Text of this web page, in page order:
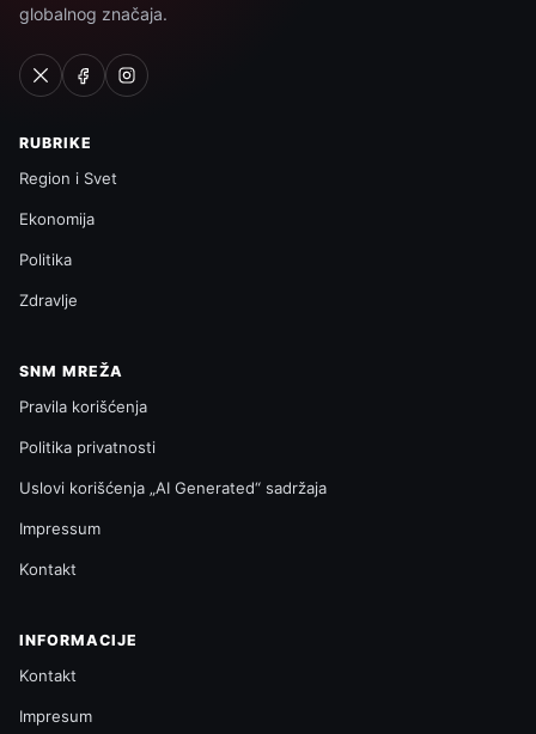
globalnog značaja.
RUBRIKE
Region i Svet
Ekonomija
Politika
Zdravlje
SNM MREŽA
Pravila korišćenja
Politika privatnosti
Uslovi korišćenja „AI Generated“ sadržaja
Impressum
Kontakt
INFORMACIJE
Kontakt
Impresum